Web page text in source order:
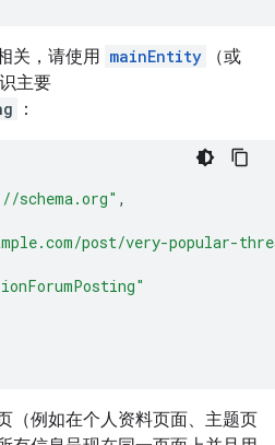
关，请使用 mainEntity
（或
主要
：
schema.org" ,
post/very-popular-
（例如在个人资料页面、主题页